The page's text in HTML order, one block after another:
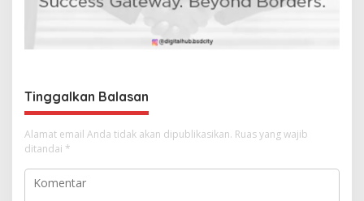
o
Tinggalkan Balasan
Alamat email Anda tidak akan dipublikasikan. Ruas yang wajib
ditandai *